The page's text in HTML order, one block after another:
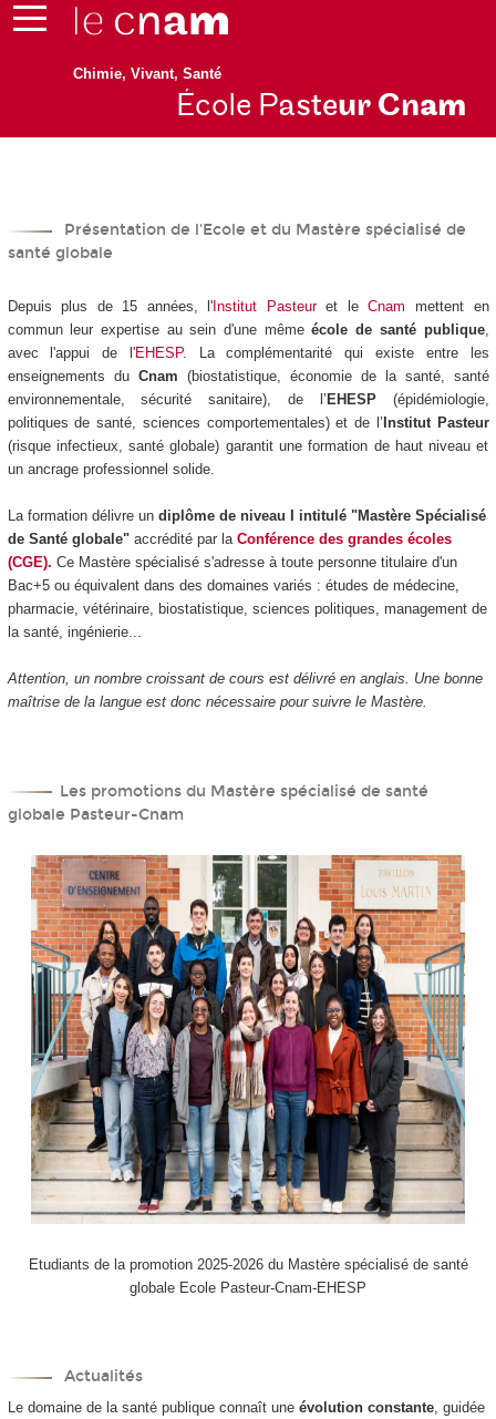
Chimie, Vivant, Santé
École Pasteur Cnam
Présentation de l'Ecole et du Mastère spécialisé de
santé globale
Depuis plus de 15 années, l' Institut Pasteuret leCnam mettent en
commun leur expertise au sein d'une mêmeécole de santé publique,
avec l'appui de l'EHESP. La complémentarité qui existe entre les
enseignements du Cnam (biostatistique, économie de la santé, santé
environnementale, sécurité sanitaire), de l’ EHESP(épidémiologie,
politiques de santé, sciences comportementales) et de l’ Institut Pasteur
(risque infectieux, santé globale) garantit une formation de haut niveau et
un ancrage professionnel solide.
La formation délivre un diplôme de niveau I intitulé "Mastère Spécialisé
de Santé globale" accrédité par la Conférence des grandes écoles
(CGE). Ce Mastère spécialisé s'adresse à toute personne titulaire d'un
Bac+5 ou équivalent dans des domaines variés : études de médecine,
pharmacie, vétérinaire, biostatistique, sciences politiques, management de
la santé, ingénierie...
Attention, un nombre croissant de cours est délivré en anglais. Une bonne
maîtrise de la langue est donc nécessaire pour suivre le Mastère.
Les promotions du Mastère spécialisé de santé
globale Pasteur-Cnam
Etudiants de la promotion 2025-2026 du Mastère spécialisé de santé
globale Ecole Pasteur-Cnam-EHESP
Actualités
Le domaine de la santé publique connaît une évolution constante, guidée